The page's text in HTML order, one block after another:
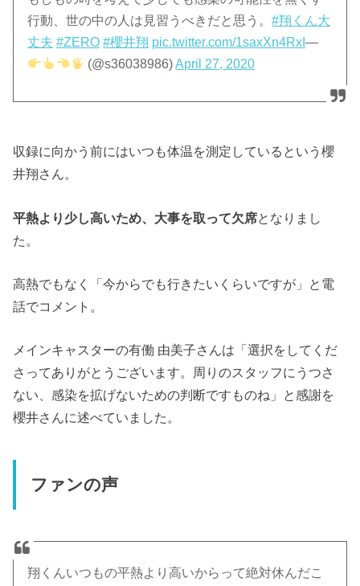
行動、世の中の人は見習うべきだと思う。#翔くん大
丈夫 #ZERO #櫻井翔 pic.twitter.com/1saxXn4RxI—
(@s36038986)April 27, 2020
収録に向かう前にはいつも体温を測定しているという櫻
井翔さん。
平熱より少し高いため、大事を取って欠席となりまし
た。
高熱でもなく「今からでも行きたいくらいですが」と電
話でコメント。
メインキャスターの有働 由美子さんは「選択をしてくだ
さってありがとうございます。周りのスタッフにうつさ
ない、感染を拡げないための判断ですものね」と感謝を
櫻井さんに述べていました。
ファンの声
翔くんいつもの平熱より高いからって絶対休んだこ